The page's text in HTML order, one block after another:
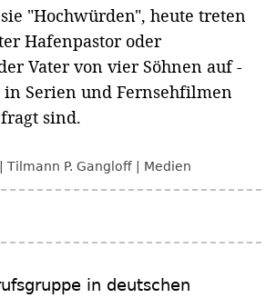
"Hochwürden", heute treten
Hafenpastor oder
Vater von vier Söhnen auf -
Serien und Fernsehfilmen
sind.
Tilmann P. Gangloff Medien
in deutschen